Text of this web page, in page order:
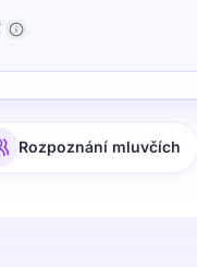
Rozpoznání mluvčích